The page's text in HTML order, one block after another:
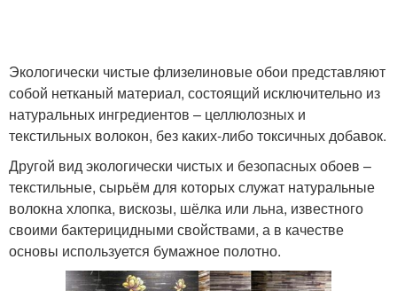
Экологически чистые флизелиновые обои представляют
собой нетканый материал, состоящий исключительно из
натуральных ингредиентов – целлюлозных и
текстильных волокон, без каких-либо токсичных добавок.
Другой вид экологически чистых и безопасных обоев –
текстильные, сырьём для которых служат натуральные
волокна хлопка, вискозы, шёлка или льна, известного
своими бактерицидными свойствами, а в качестве
основы используется бумажное полотно.